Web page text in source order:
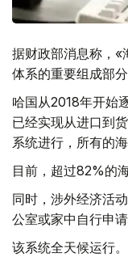
据财政部消息称，«
体系的重要组成部分
哈国从2018年开始
已经实现从进口到
系统进行，所有的
目前，超过82%的
同时，涉外经济活
公室或家中自行申请
该系统全天候运行。